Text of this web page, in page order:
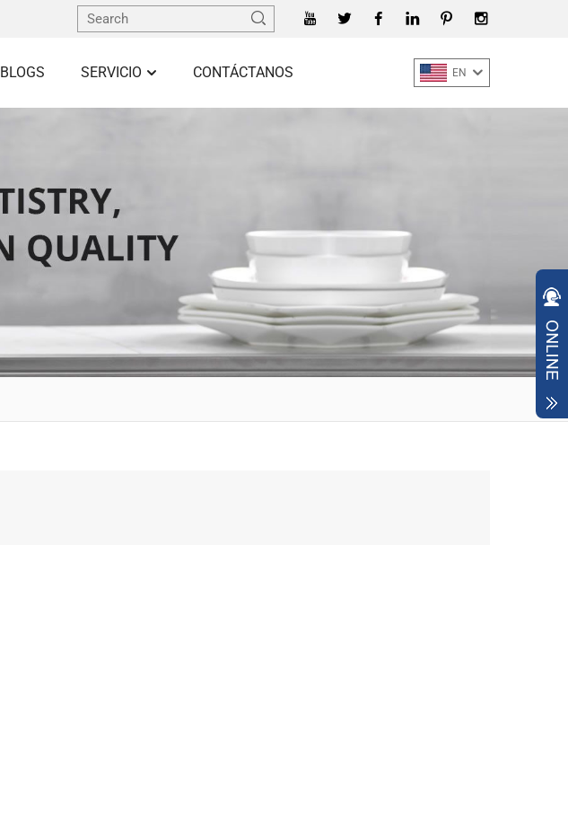
BLOGS SERVICIO CONTÁCTANOS EN